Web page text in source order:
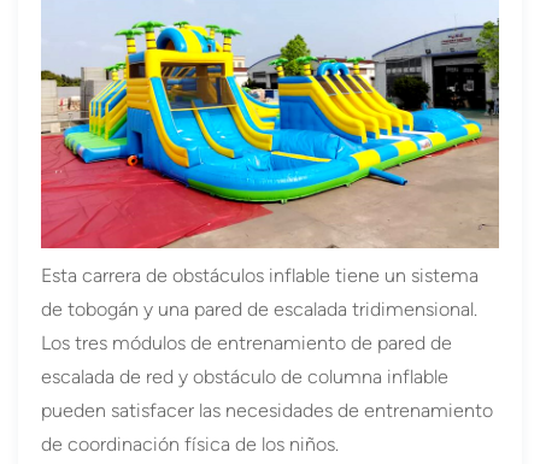
Esta carrera de obstáculos inflable tiene un sistema
de tobogán y una pared de escalada tridimensional.
Los tres módulos de entrenamiento de pared de
escalada de red y obstáculo de columna inflable
pueden satisfacer las necesidades de entrenamiento
de coordinación física de los niños.